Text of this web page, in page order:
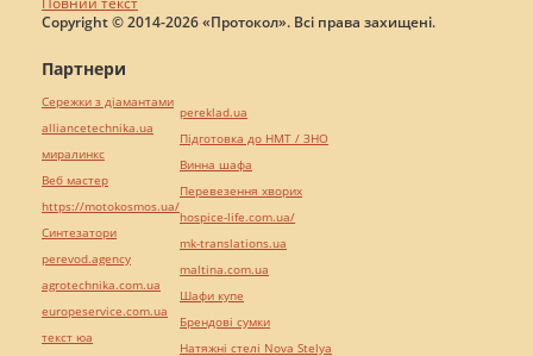
Copyright © 2014-2026 «Протокол». Всі права захищені.
Партнери
Сережки з діамантами
alliancetechnika.ua
миралинкс
Веб мастер
https://motokosmos.ua/
Синтезатори
perevod.agency
agrotechnika.com.ua
europeservice.com.ua
текст юа
pereklad.ua
Підготовка до НМТ / ЗНО
Винна шафа
Перевезення хворих
hospice-life.com.ua/
mk-translations.ua
maltina.com.ua
Шафи купе
Брендові сумки
Натяжні стелі Nova Stelya